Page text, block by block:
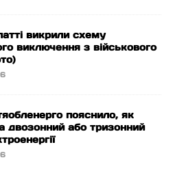
викрили схему
виключення з військового
пояснило, як
двозонний або тризонний